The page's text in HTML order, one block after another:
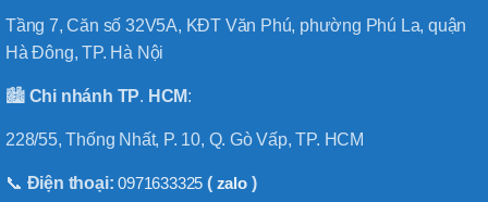
Tầng 7, Căn số 32V5A, KĐT Văn Phú, phường Phú La, quận
Hà Đông, TP. Hà Nội
🏙️ Chi nhánh TP. HCM:
228/55, Thống Nhất, P. 10, Q. Gò Vấp, TP. HCM
📞 Điện thoại:0971633325 ( zalo)